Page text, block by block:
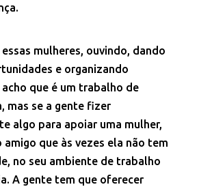
mulheres, ouvindo, dando
e organizando
acho que é um trabalho de
mas se a gente fizer
algo para apoiar uma mulher,
amigo que às vezes ela não tem
no seu ambiente de trabalho
A gente tem que oferecer